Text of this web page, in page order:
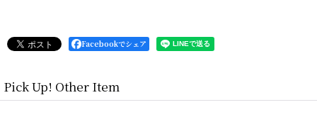
Facebookでシェア
Pick Up! Other Item